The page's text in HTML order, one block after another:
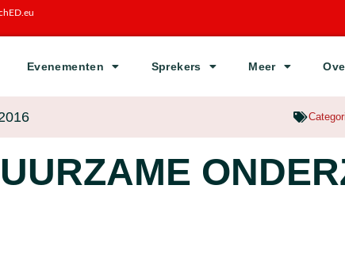
Evenementen Sprekers Meer